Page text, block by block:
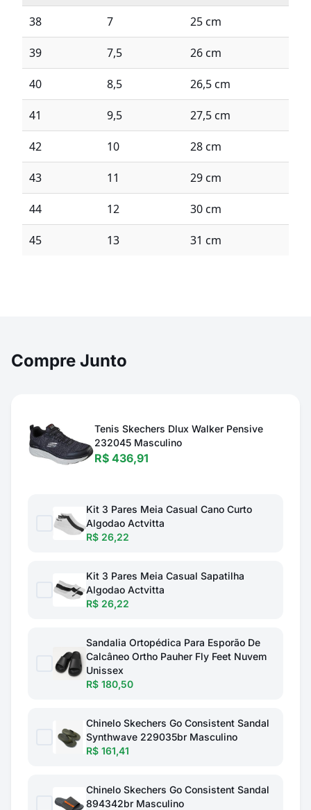
38 7 25 cm
39 7,5 26 cm
40 8,5 26,5 cm
41 9,5 27,5 cm
42 10 28 cm
43 11 29 cm
44 12 30 cm
45 13 31 cm
Compre Junto
Tenis Skechers Dlux Walker Pensive
232045 Masculino
R$ 436,91
Kit 3 Pares Meia Casual Cano Curto
Algodao Actvitta
R$ 26,22
Kit 3 Pares Meia Casual Sapatilha
Algodao Actvitta
R$ 26,22
Sandalia Ortopédica Para Esporão De
Calcâneo Ortho Pauher Fly Feet Nuvem
Unissex
R$ 180,50
Chinelo Skechers Go Consistent Sandal
Synthwave 229035br Masculino
R$ 161,41
Chinelo Skechers Go Consistent Sandal
894342br Masculino